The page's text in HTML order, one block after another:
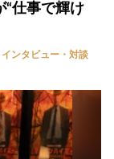
“仕事で輝け
インタビュー・対談